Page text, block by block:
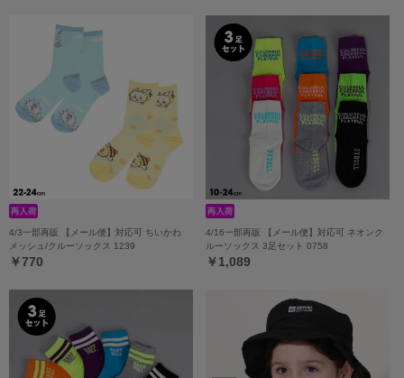
4/3一部再販 【メール便】対応可 ちいかわ
メッシュ/クルーソックス 1239
￥770
4/16一部再販 【メール便】対応可 ネオンク
ルーソックス 3足セット 0758
￥1,089